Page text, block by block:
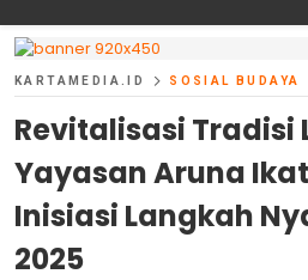
KARTAMEDIA.ID SOSIAL BUDAYA
Revitalisasi Tradisi
Yayasan Aruna
Inisiasi Langkah
2025